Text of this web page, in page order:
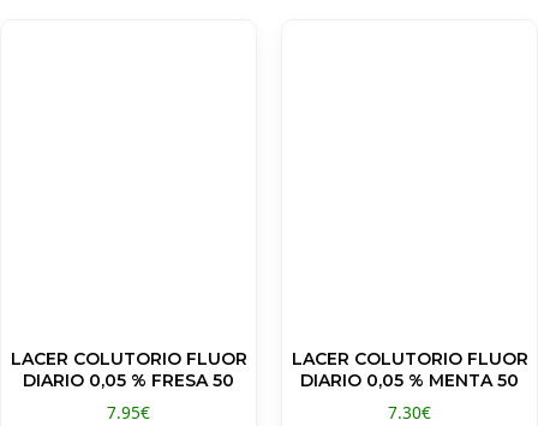
LACER COLUTORIO FLUOR
DIARIO 0,05 % FRESA 50
7.95€
LACER COLUTORIO FLUOR
DIARIO 0,05 % MENTA 50
7.30€